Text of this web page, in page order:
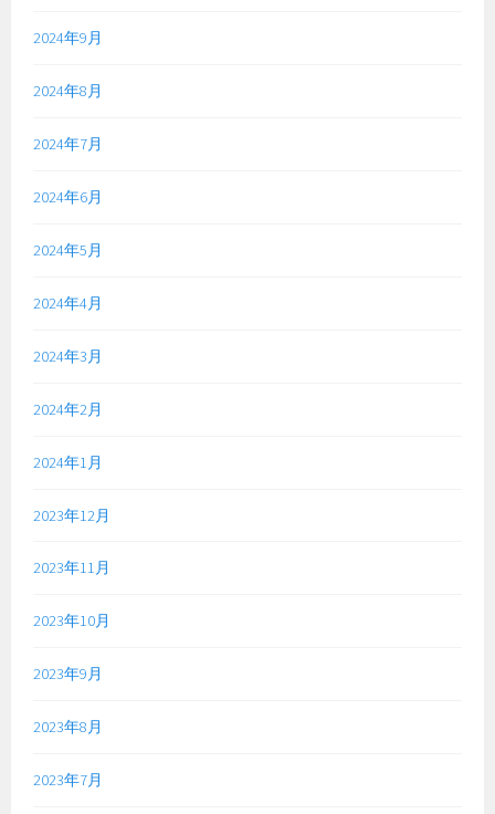
2024年9月
2024年8月
2024年7月
2024年6月
2024年5月
2024年4月
2024年3月
2024年2月
2024年1月
2023年12月
2023年11月
2023年10月
2023年9月
2023年8月
2023年7月